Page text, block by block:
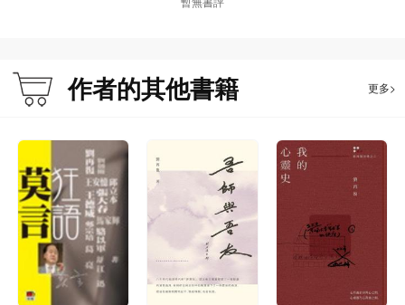
作者的其他書籍 更多>